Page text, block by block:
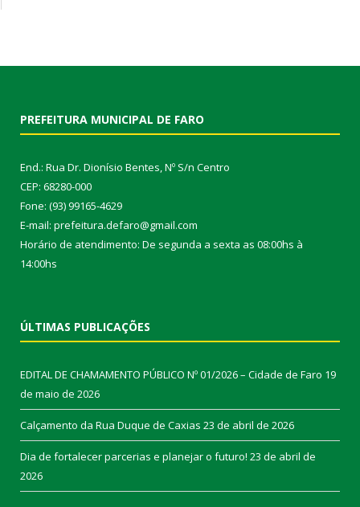
PREFEITURA MUNICIPAL DE FARO
End.: Rua Dr. Dionísio Bentes, Nº S/n Centro
CEP: 68280-000
Fone: (93) 99165-4629
E-mail: prefeitura.defaro@gmail.com
Horário de atendimento: De segunda a sexta as 08:00hs à
14:00hs
ÚLTIMAS PUBLICAÇÕES
EDITAL DE CHAMAMENTO PÚBLICO Nº 01/2026 – Cidade de Faro 19
de maio de 2026
Calçamento da Rua Duque de Caxias 23 de abril de 2026
Dia de fortalecer parcerias e planejar o futuro! 23 de abril de
2026